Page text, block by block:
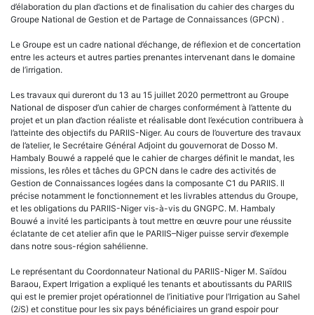
d’élaboration du plan d’actions et de finalisation du cahier des charges du
Groupe National de Gestion et de Partage de Connaissances (GPCN) .
Le Groupe est un cadre national d’échange, de réflexion et de concertation
entre les acteurs et autres parties prenantes intervenant dans le domaine
de l’irrigation.
Les travaux qui dureront du 13 au 15 juillet 2020 permettront au Groupe
National de disposer d’un cahier de charges conformément à l’attente du
projet et un plan d’action réaliste et réalisable dont l’exécution contribuera à
l’atteinte des objectifs du PARIIS-Niger. Au cours de l’ouverture des travaux
de l’atelier, le Secrétaire Général Adjoint du gouvernorat de Dosso M.
Hambaly Bouwé a rappelé que le cahier de charges définit le mandat, les
missions, les rôles et tâches du GPCN dans le cadre des activités de
Gestion de Connaissances logées dans la composante C1 du PARIIS. Il
précise notamment le fonctionnement et les livrables attendus du Groupe,
et les obligations du PARIIS-Niger vis-à-vis du GNGPC. M. Hambaly
Bouwé a invité les participants à tout mettre en œuvre pour une réussite
éclatante de cet atelier afin que le PARIIS–Niger puisse servir d’exemple
dans notre sous-région sahélienne.
Le représentant du Coordonnateur National du PARIIS-Niger M. Saïdou
Baraou, Expert Irrigation a expliqué les tenants et aboutissants du PARIIS
qui est le premier projet opérationnel de l’initiative pour l’Irrigation au Sahel
(2iS) et constitue pour les six pays bénéficiaires un grand espoir pour